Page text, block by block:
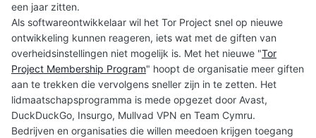
een jaar zitten.
Als softwareontwikkelaar wil het Tor Project snel op nieuwe
ontwikkeling kunnen reageren, iets wat met de giften van
overheidsinstellingen niet mogelijk is. Met het nieuwe "Tor
Project Membership Program" hoopt de organisatie meer giften
aan te trekken die vervolgens sneller zijn in te zetten. Het
lidmaatschapsprogramma is mede opgezet door Avast,
DuckDuckGo, Insurgo, Mullvad VPN en Team Cymru.
Bedrijven en organisaties die willen meedoen krijgen toegang